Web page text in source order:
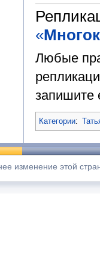
«
Любые
запишите
Категории:
изменение этой